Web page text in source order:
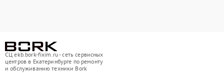
СЦ ekb.bork-fixim.ru - сеть сервисных
центров в Екатеринбурге по ремонту
и обслуживанию техники Bork